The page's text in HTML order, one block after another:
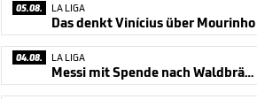
05.08. LA LIGA
Das denkt Vinícius über Mourinho
04.08. LA LIGA
Messi mit Spende nach Waldbränden